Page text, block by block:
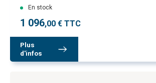
En stock
1 096,00 € TTC
Plus
d'infos